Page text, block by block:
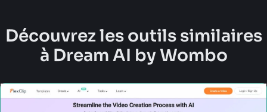
Découvrez les outils similaires
à Dream AI by Wombo